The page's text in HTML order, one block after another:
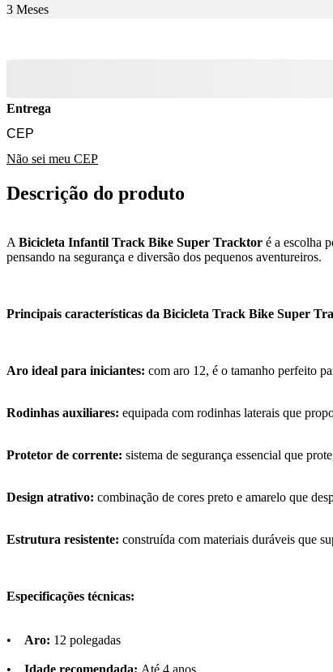
3 Meses
Entrega
Não sei meu CEP
Descrição do produto
A Bicicleta Infantil Track Bike Super Tracktor é a escolha
pensando na segurança e diversão dos pequenos aventureiros.
Principais características da Bicicleta Track Bike Super
Aro ideal para iniciantes: com aro 12, é o tamanho perfeito
Rodinhas auxiliares: equipada com rodinhas laterais que
Protetor de corrente: sistema de segurança essencial que
Design atrativo: combinação de cores preto e amarelo que
Estrutura resistente: construída com materiais duráveis que
Especificações técnicas:
• Aro: 12 polegadas